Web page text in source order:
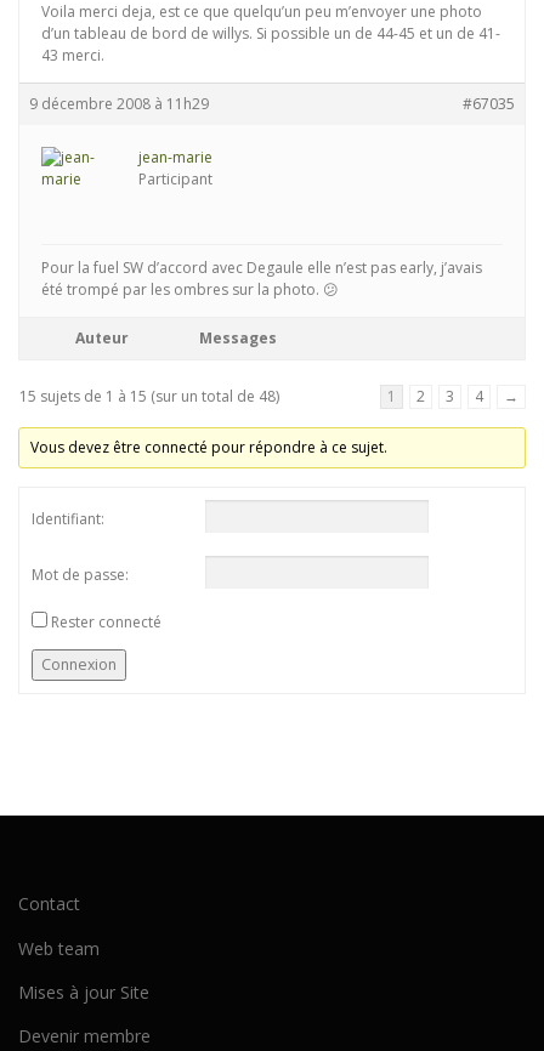
Voila merci deja, est ce que quelqu’un peu m’envoyer une photo
d’un tableau de bord de willys. Si possible un de 44-45 et un de 41-
43 merci.
9 décembre 2008 à 11h29 #67035
jean-marie
Participant
Pour la fuel SW d’accord avec Degaule elle n’est pas early, j’avais
été trompé par les ombres sur la photo. 😕
Auteur Messages
15 sujets de 1 à 15 (sur un total de 48) 1 2 3 4 →
Vous devez être connecté pour répondre à ce sujet.
Identifiant:
Mot de passe:
Rester connecté
Connexion
Contact
Web team
Mises à jour Site
Devenir membre